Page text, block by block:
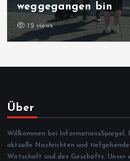
11 views
Über
Willkommen bei
aktuelle Nachrichten und
Wirtschaft und des Geschäfts. Unser